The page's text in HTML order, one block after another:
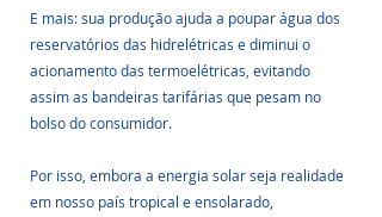
E mais: sua produção ajuda a poupar água dos
reservatórios das hidrelétricas e diminui o
acionamento das termoelétricas, evitando
assim as bandeiras tarifárias que pesam no
bolso do consumidor.
Por isso, embora a energia solar seja realidade
em nosso país tropical e ensolarado,